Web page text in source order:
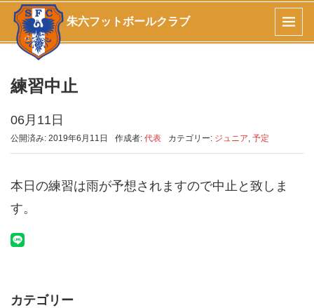
朱六フットボールクラブ
練習中止
06月11日
公開済み: 2019年6月11日 作成者: 代表 カテゴリー: ジュニア, 予定
本日の練習は雨が予想されますので中止と致しま
す。
カテゴリー